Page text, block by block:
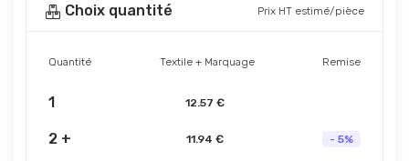
Choix quantité Prix HT estimé/pièce
Quantité Textile + Marquage Remise
1 12.57 €
2 + 11.94 € - 5%